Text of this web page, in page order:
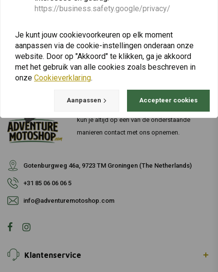
kun je altijd op één van de onderstaande
manieren contact met ons opnemen.
Gotenburgweg 46a, 9723 TM Groningen (The Netherlands)
+31 85 06 06 06 5
info@adventuremotoshop.com
Klantenservice
https://business.safety.google/privacy/
Je kunt jouw cookievoorkeuren op elk moment
aanpassen via de cookie-instellingen onderaan onze
website. Door op "Akkoord" te klikken, ga je akkoord
met het gebruik van alle cookies zoals beschreven in
onze Cookieverklaring.
Aanpassen Accepteer cookies